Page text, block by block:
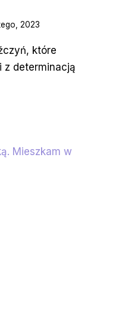
2023
które
z determinacją